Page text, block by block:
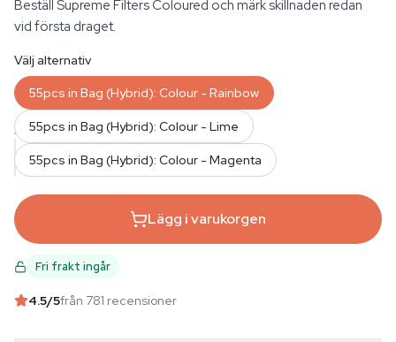
Beställ Supreme Filters Coloured och märk skillnaden redan
vid första draget.
ANTAL
Välj alternativ
55pcs in Bag (Hybrid): Colour - Rainbow
55pcs in Bag (Hybrid): Colour - Lime
55pcs in Bag (Hybrid): Colour - Magenta
Lägg i varukorgen
Fri frakt ingår
4.5/5från 781 recensioner